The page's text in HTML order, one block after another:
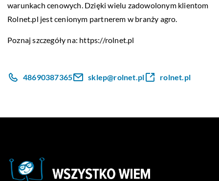
warunkach cenowych. Dzięki wielu zadowolonym klientom
Rolnet.pl jest cenionym partnerem w branży agro.
Poznaj szczegóły na: https://rolnet.pl
48690387365 sklep@rolnet.pl rolnet.pl